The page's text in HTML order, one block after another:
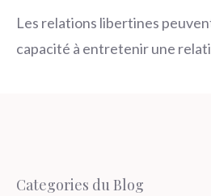
Les relations libertines
capacité à entretenir une
Categories du Blog